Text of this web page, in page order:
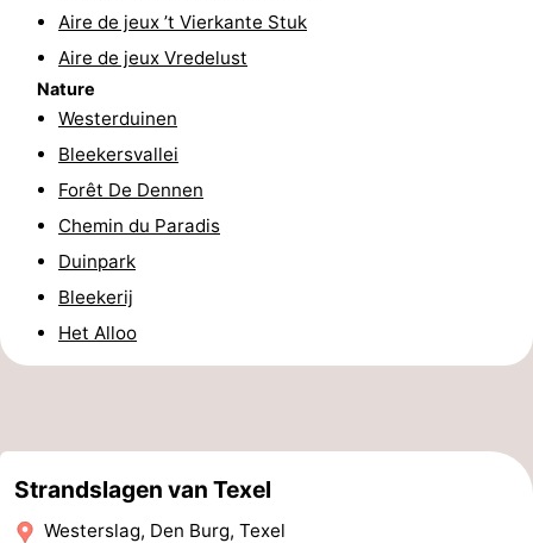
Fermes
Terrains
jeux
Parcours
mini-
Nature
Visites
guidées
Sports
Piscines
-
Faire
-
Aire de jeux ’t Vierkante Stuk
Aire de jeux Vredelust
Nature
Westerduinen
Bleekersvallei
Forêt De Dennen
Chemin du Paradis
Duinpark
Bleekerij
Het Alloo
Strandslagen van Texel
Westerslag, Den Burg, Texel